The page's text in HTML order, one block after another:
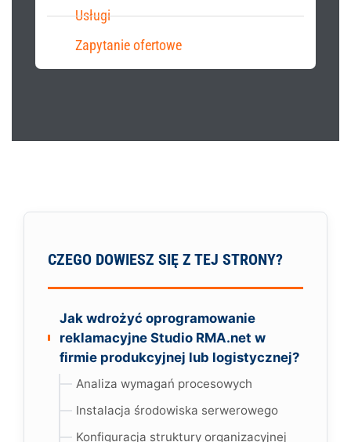
Usługi
Zapytanie ofertowe
CZEGO DOWIESZ SIĘ Z TEJ STRONY?
Jak wdrożyć oprogramowanie
reklamacyjne Studio RMA.net w
firmie produkcyjnej lub logistycznej?
Analiza wymagań procesowych
Instalacja środowiska serwerowego
Konfiguracja struktury organizacyjnej